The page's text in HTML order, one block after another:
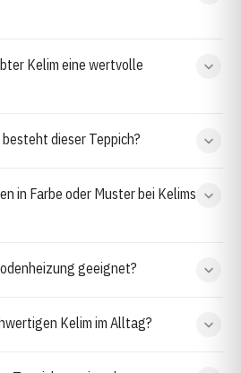
Kelim eine wertvolle
dieser Teppich?
in Farbe oder Muster bei Kelims
geeignet?
Kelim im Alltag?